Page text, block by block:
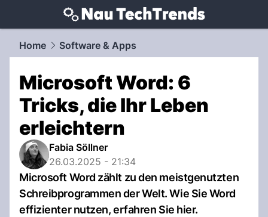
techtrends.NAU.ch
Home Software & Apps
Microsoft Word: 6
Tricks, die Ihr Leben
erleichtern
Fabia Söllner
26.03.2025 - 21:34
Microsoft Word zählt zu den meistgenutzten
Schreibprogrammen der Welt. Wie Sie Word
effizienter nutzen, erfahren Sie hier.